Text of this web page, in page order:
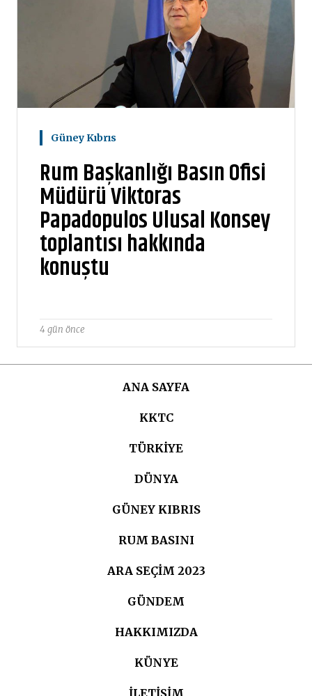
Güney Kıbrıs
Rum Başkanlığı Basın Ofisi
Müdürü Viktoras
Papadopulos Ulusal Konsey
toplantısı hakkında
konuştu
4 gün önce
ANA SAYFA
KKTC
TÜRKIYE
DÜNYA
GÜNEY KIBRIS
RUM BASINI
ARA SEÇIM 2023
GÜNDEM
HAKKIMIZDA
KÜNYE
İLETİŞİM